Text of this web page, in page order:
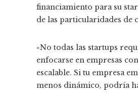
financiamiento para su
de las particularidades de
«No todas las startups
enfocarse en empresas
escalable. Si tu empresa
menos dinámico, podría